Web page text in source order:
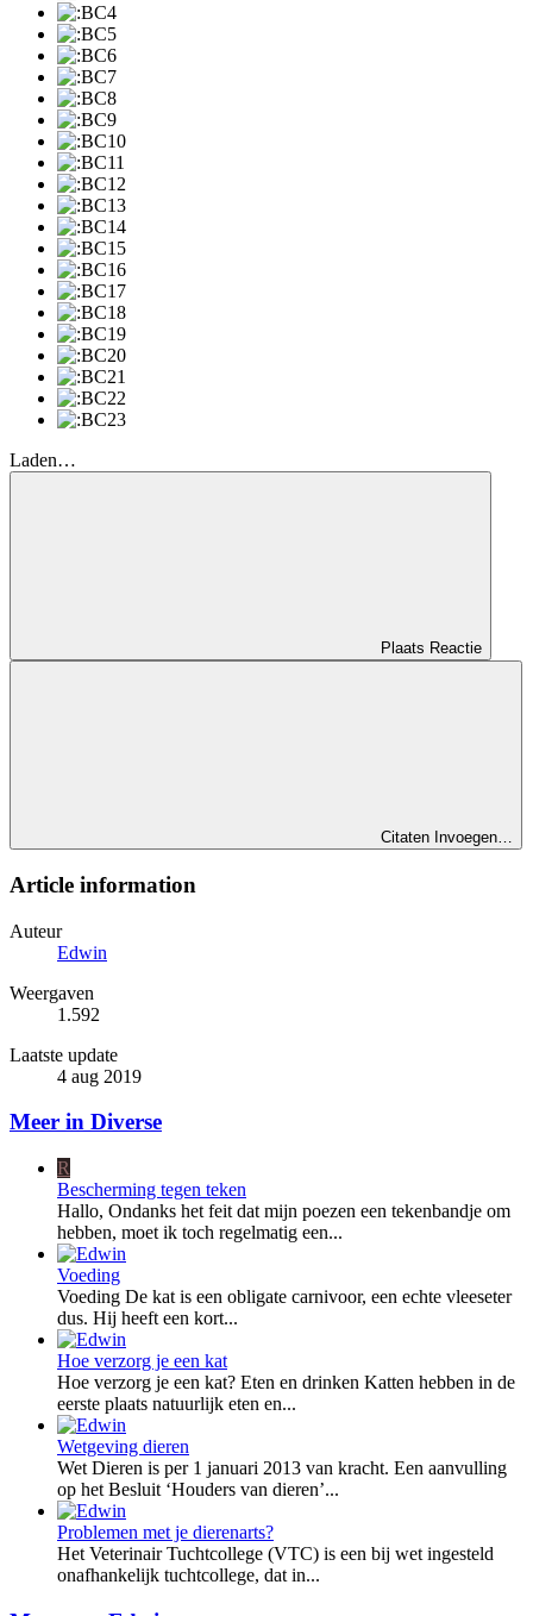
Laden…
Plaats Reactie
Citaten Invoegen…
Article information
Auteur
Edwin
Weergaven
1.592
Laatste update
4 aug 2019
Meer in Diverse
R
Bescherming tegen teken
Hallo, Ondanks het feit dat mijn poezen een tekenbandje om
hebben, moet ik toch regelmatig een...
Voeding
Voeding De kat is een obligate carnivoor, een echte vleeseter
dus. Hij heeft een kort...
Hoe verzorg je een kat
Hoe verzorg je een kat? Eten en drinken Katten hebben in de
eerste plaats natuurlijk eten en...
Wetgeving dieren
Wet Dieren is per 1 januari 2013 van kracht. Een aanvulling
op het Besluit ‘Houders van dieren’...
Problemen met je dierenarts?
Het Veterinair Tuchtcollege (VTC) is een bij wet ingesteld
onafhankelijk tuchtcollege, dat in...